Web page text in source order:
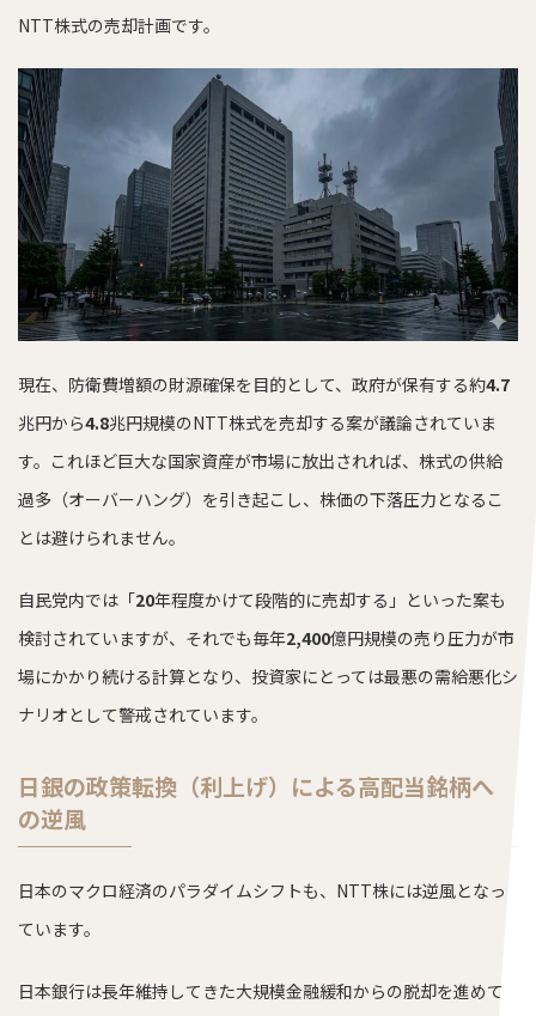
NTT株式の売却計画です。
現在、防衛費増額の財源確保を目的として、政府が保有する約4.7
兆円から4.8兆円規模のNTT株式を売却する案が議論されていま
す。これほど巨大な国家資産が市場に放出されれば、株式の供給
過多（オーバーハング）を引き起こし、株価の下落圧力となるこ
とは避けられません。
自民党内では「20年程度かけて段階的に売却する」といった案も
検討されていますが、それでも毎年2,400億円規模の売り圧力が市
場にかかり続ける計算となり、投資家にとっては最悪の需給悪化シ
ナリオとして警戒されています。
日銀の政策転換（利上げ）による高配当銘柄へ
の逆風
日本のマクロ経済のパラダイムシフトも、NTT株には逆風となっ
ています。
日本銀行は長年維持してきた大規模金融緩和からの脱却を進めて